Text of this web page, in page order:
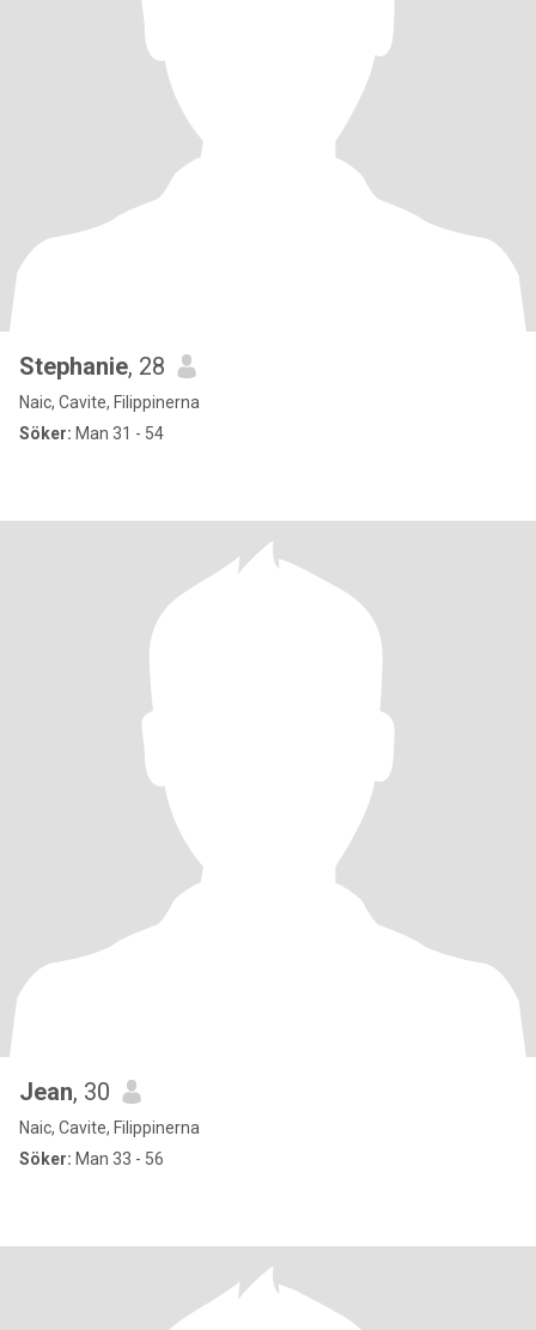
Stephanie, 28
Naic, Cavite, Filippinerna
Söker: Man 31 - 54
Jean, 30
Naic, Cavite, Filippinerna
Söker: Man 33 - 56